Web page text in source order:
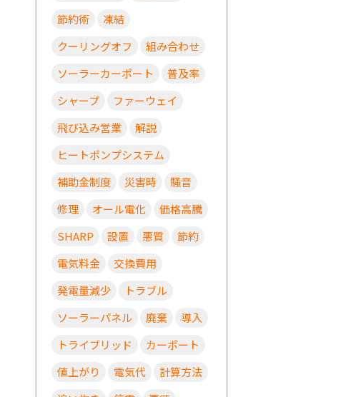
節約術
凍結
クーリングオフ
組み合わせ
ソーラーカーポート
普及率
シャープ
ファーウェイ
飛び込み営業
解説
ヒートポンプシステム
補助金制度
災害時
騒音
修理
オール電化
価格高騰
SHARP
設置 悪質
節約
電気料金
交換費用
発電量減少
トラブル
ソーラーパネル
廃棄
導入
トライブリッド
カーポート
値上がり
電気代
計算方法